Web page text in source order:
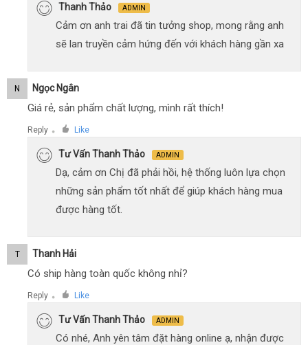
Thanh Thảo ADMIN
Cảm ơn anh trai đã tin tưởng shop, mong rằng anh
sẽ lan truyền cảm hứng đến với khách hàng gần xa
N Ngọc Ngân
Giá rẻ, sản phẩm chất lượng, mình rất thích!
Reply ● Like
Tư Vấn Thanh Thảo ADMIN
Dạ, cảm ơn Chị đã phải hồi, hệ thống luôn lựa chọn
những sản phẩm tốt nhất để giúp khách hàng mua
được hàng tốt.
T Thanh Hải
Có ship hàng toàn quốc không nhỉ?
Reply ● Like
Tư Vấn Thanh Thảo ADMIN
Có nhé, Anh yên tâm đặt hàng online ạ, nhận được